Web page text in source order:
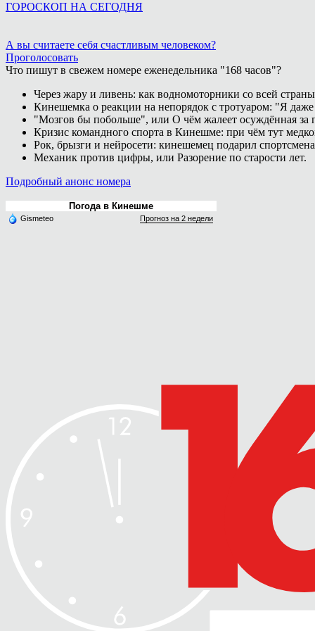
ГОРОСКОП НА СЕГОДНЯ
А вы считаете себя счастливым человеком?
Проголосовать
Что пишут в свежем номере еженедельника "168 часов"?
Через жару и ливень: как водномоторники со всей
Кинешемка о реакции на непорядок с тротуаром: "Я
"Мозгов бы побольше", или О чём жалеет осуждённая за
Кризис командного спорта в Кинешме: при чём тут
Рок, брызги и нейросети: кинешемец подарил
Механик против цифры, или Разорение по старости лет.
Подробный анонс номера
Погода в Кинешме
Gismeteo Прогноз на 2 недели